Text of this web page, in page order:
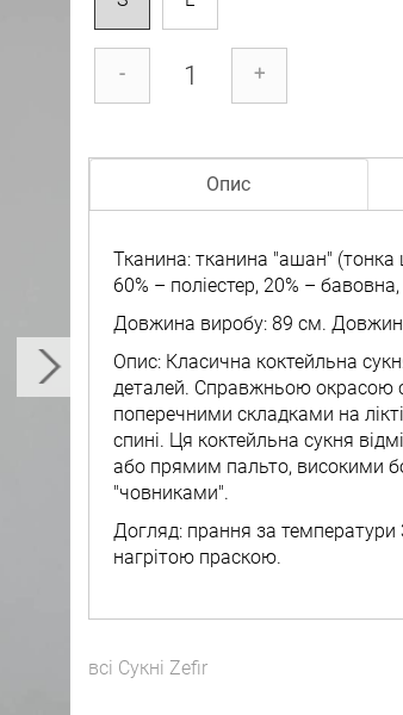
- +
Опис
Тканина: тканина "ашан" (тонка
60% – поліестер, 20% –
Довжина виробу: 89 см.
Опис: Класична коктейльна
деталей. Справжньою окрасою
поперечними складками на
спині. Ця коктейльна сукня
або прямим пальто, високими
"човниками".
Догляд: прання за температури
нагрітою праскою.
всі Сукні Zefir